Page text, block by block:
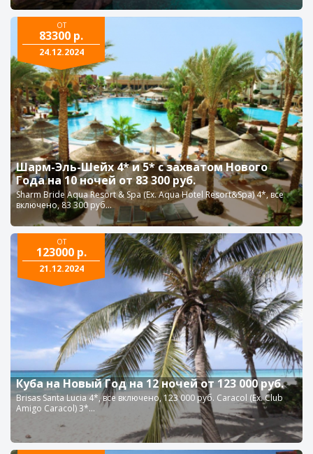
ОТ
83300 р.
24.12.2024
Шарм-Эль-Шейх 4* и 5* с захватом Нового
Года на 10 ночей от 83 300 руб.
Sharm Bride Aqua Resort & Spa (Ex. Aqua Hotel Resort&Spa) 4*, все
включено, 83 300 руб...
ОТ
123000 р.
21.12.2024
Куба на Новый Год на 12 ночей от 123 000 руб.
Brisas Santa Lucia 4*, все включено, 123 000 руб. Caracol (Ex. Club
Amigo Caracol) 3*...